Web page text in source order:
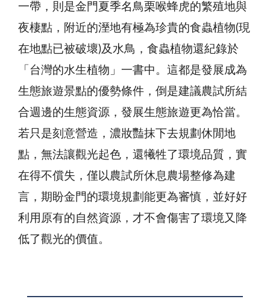
一帶，則是金門夏季名鳥栗喉蜂虎的繁殖地與
夜棲點，附近的溼地有極為珍貴的食蟲植物(現
在地點已被破壞)及水鳥，食蟲植物還紀錄於
「台灣的水生植物」一書中。這都是發展成為
生態旅遊景點的優勢條件，倒是建議農試所結
合週邊的生態資源，發展生態旅遊更為恰當。
若只是刻意營造，濃妝豔抹下去規劃休閒地
點，無法讓觀光起色，還犧牲了環境品質，實
在得不償失，僅以農試所休息農場整修為建
言，期盼金門的環境規劃能更為審慎，並好好
利用原有的自然資源，才不會傷害了環境又降
低了觀光的價值。